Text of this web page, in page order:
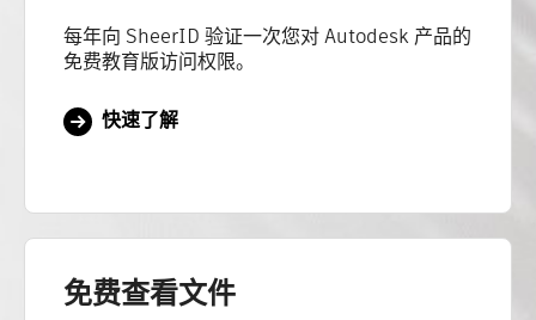
每年向 SheerID 验证一次您对 Autodesk 产品的
免费教育版访问权限。
快速了解
免费查看文件